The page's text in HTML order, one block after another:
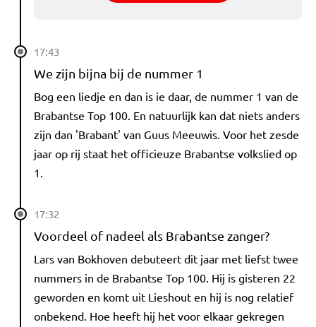
17:43
We zijn bijna bij de nummer 1
Bog een liedje en dan is ie daar, de nummer 1 van de
Brabantse Top 100. En natuurlijk kan dat niets anders
zijn dan 'Brabant' van Guus Meeuwis. Voor het zesde
jaar op rij staat het officieuze Brabantse volkslied op
1.
17:32
Voordeel of nadeel als Brabantse zanger?
Lars van Bokhoven debuteert dit jaar met liefst twee
nummers in de Brabantse Top 100. Hij is gisteren 22
geworden en komt uit Lieshout en hij is nog relatief
onbekend. Hoe heeft hij het voor elkaar gekregen